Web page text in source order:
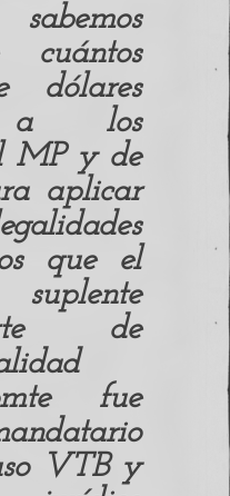
cuántos
dólares
a los
MP y de
aplicar
que el
suplente
de
fue
VTBy